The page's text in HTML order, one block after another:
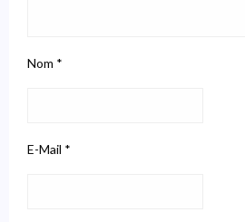
Nom *
E-Mail *